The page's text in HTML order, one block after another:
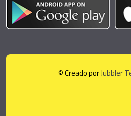
© Creado porJubbler